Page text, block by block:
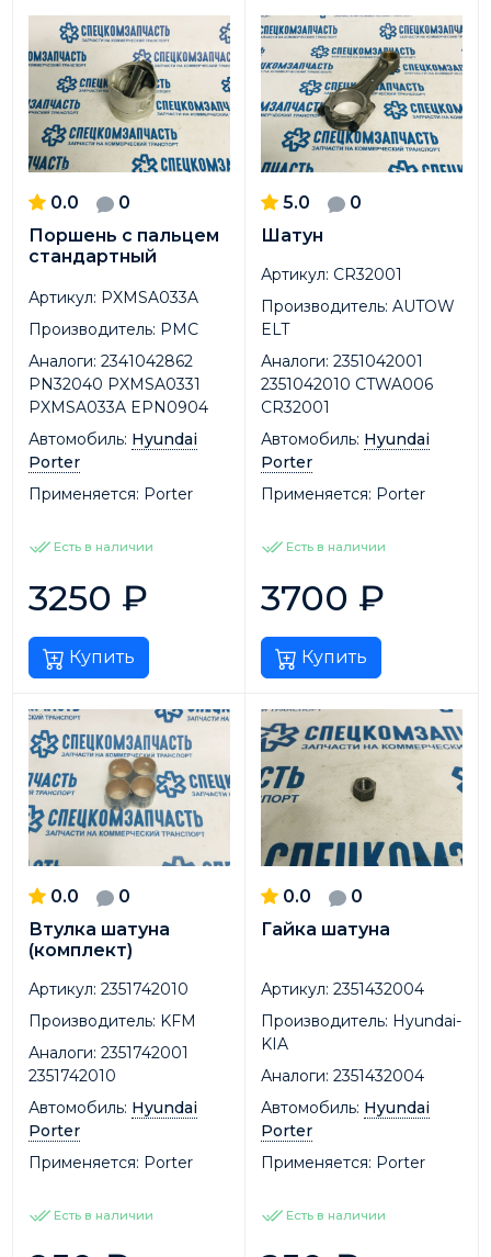
0.0
0
Поршень с пальцем
стандартный
Артикул: PXMSA033A
Производитель: PMC
Аналоги: 2341042862
PN32040 PXMSA0331
PXMSA033A EPN0904
Автомобиль: Hyundai
Porter
Применяется: Porter
Есть в наличии
3250 ₽
Купить
5.0
0
Шатун
Артикул: CR32001
Производитель: AUTOW
ELT
Аналоги: 2351042001
2351042010 CTWA006
CR32001
Автомобиль: Hyundai
Porter
Применяется: Porter
Есть в наличии
3700 ₽
Купить
0.0
0
Втулка шатуна
(комплект)
Артикул: 2351742010
Производитель: KFM
Аналоги: 2351742001
2351742010
Автомобиль: Hyundai
Porter
Применяется: Porter
Есть в наличии
0.0
0
Гайка шатуна
Артикул: 2351432004
Производитель: Hyundai-
KIA
Аналоги: 2351432004
Автомобиль: Hyundai
Porter
Применяется: Porter
Есть в наличии